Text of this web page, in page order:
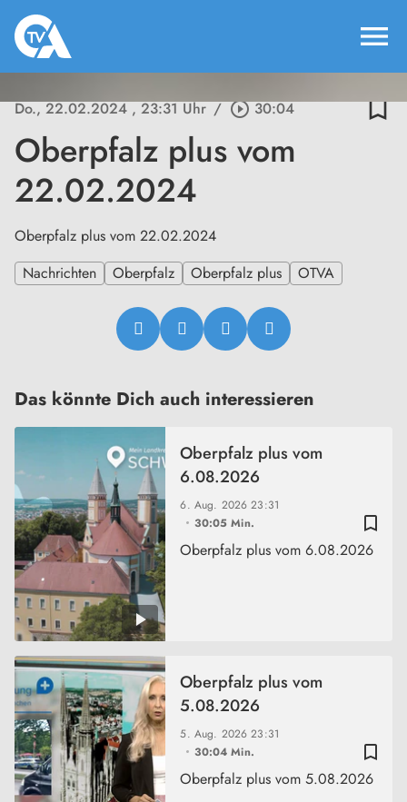
menu
Do., 22.02.2024, 23:31 Uhr / play_circle_outline30:04 bookmark_border
Oberpfalz plus vom
22.02.2024
Oberpfalz plus vom 22.02.2024
Nachrichten
Oberpfalz Oberpfalz plus OTVA
Das könnte Dich auch interessieren
bookmark_border
6. Aug. 202623:31
30:05 Min.
Oberpfalz plus vom
6.08.2026
Oberpfalz plus vom 6.08.2026
bookmark_border
5. Aug. 202623:31
30:04 Min.
Oberpfalz plus vom
5.08.2026
Oberpfalz plus vom 5.08.2026